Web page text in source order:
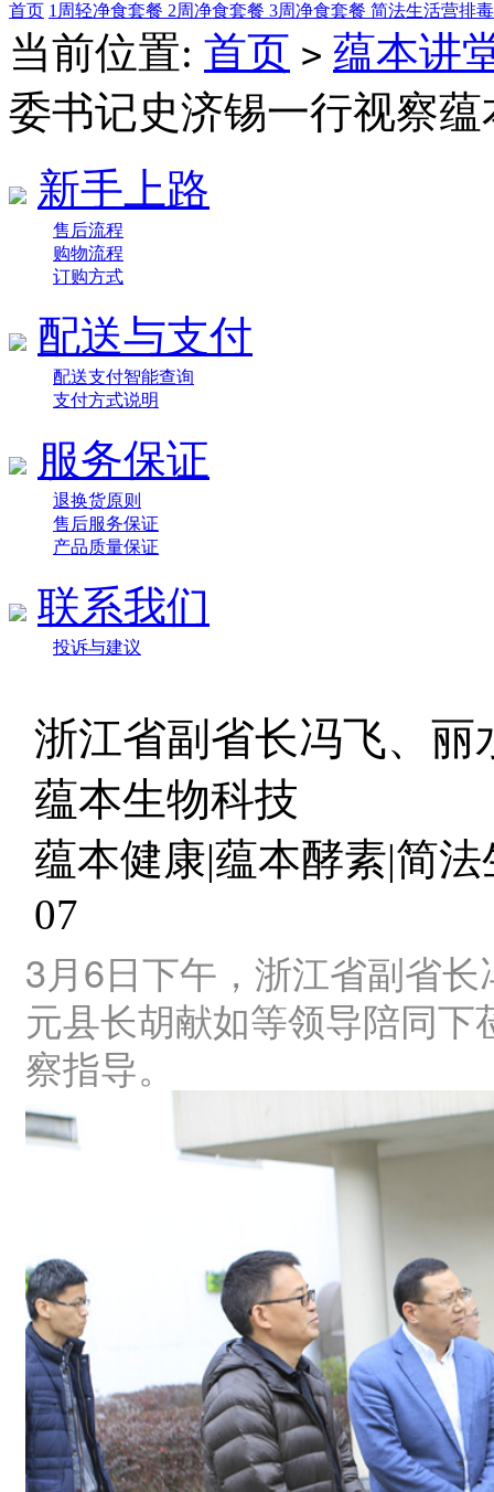
首页 1周轻净食套餐 2周净食套餐 3周净食套餐 简法生活营排
当前位置: 首页 > 蕴本讲
委书记史济锡一行视察
新手上路
售后流程
购物流程
订购方式
配送与支付
配送支付智能查询
支付方式说明
服务保证
退换货原则
售后服务保证
产品质量保证
联系我们
投诉与建议
浙江省副省长冯飞、
蕴本生物科技
蕴本健康|蕴本酵素|简
07
3月6日下午，浙江省副省
元县长胡献如等领导陪同
察指导。